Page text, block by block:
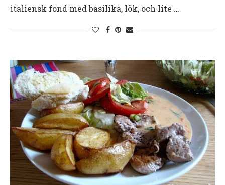
italiensk fond med basilika, lök, och lite …